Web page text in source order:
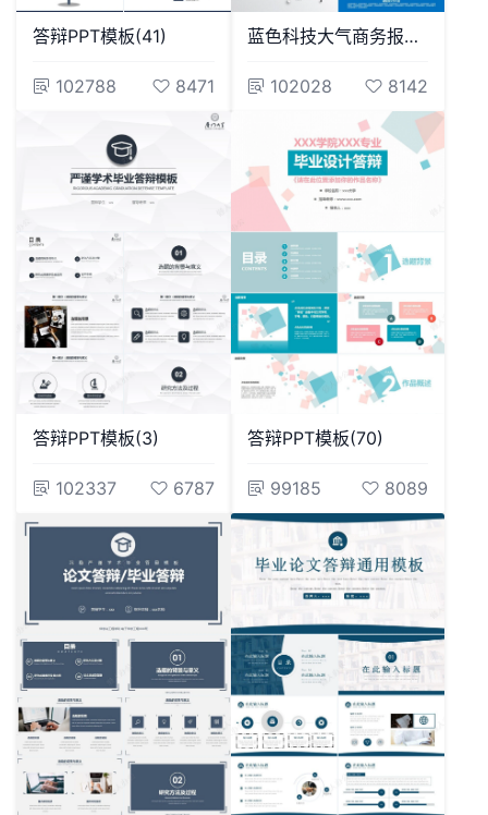
答辩PPT模板(41)
102788 8471
蓝色科技大气商务报告工作汇报PPT模板
102028 8142
答辩PPT模板(3)
102337 6787
答辩PPT模板(70)
99185 8089